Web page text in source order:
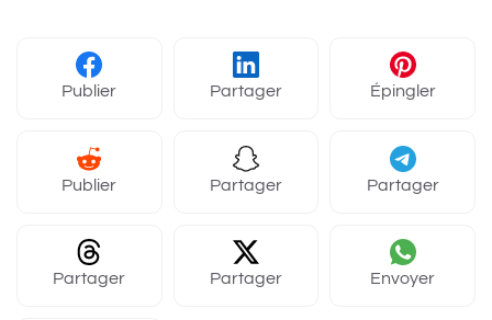
Publier Partager Épingler
Publier Partager Partager
Partager Partager Envoyer